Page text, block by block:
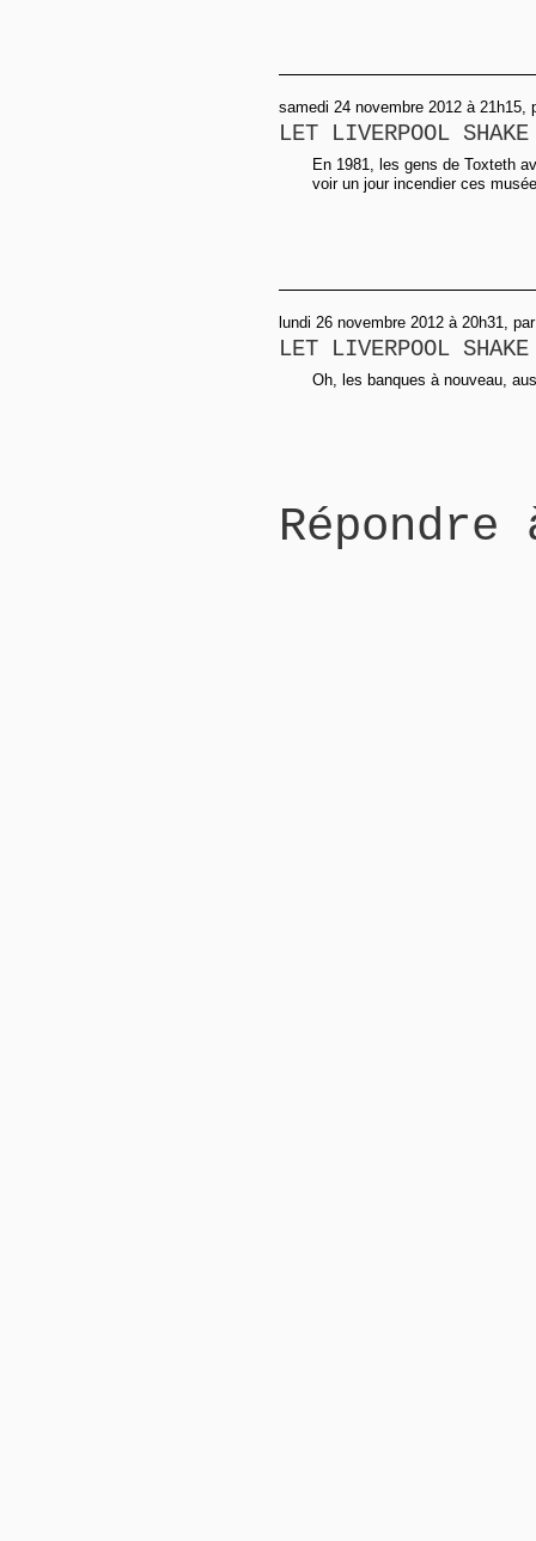
samedi 24 novembre 2012 à 21h15,
LET LIVERPOOL SHAKE
En 1981, les gens de Toxteth
voir un jour incendier ces
lundi 26 novembre 2012 à 20h31,
LET LIVERPOOL SHAKE
Oh, les banques à nouveau,